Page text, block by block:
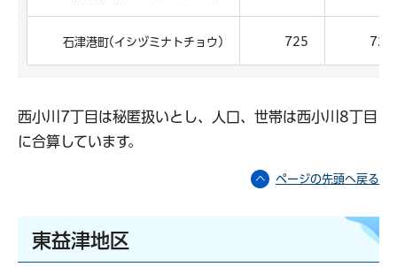
石津港町(イシヅミナトチョウ) 725 729
西小川7丁目は秘匿扱いとし、人口、世帯は西小川8丁目
に合算しています。
ページの先頭へ戻る
東益津地区